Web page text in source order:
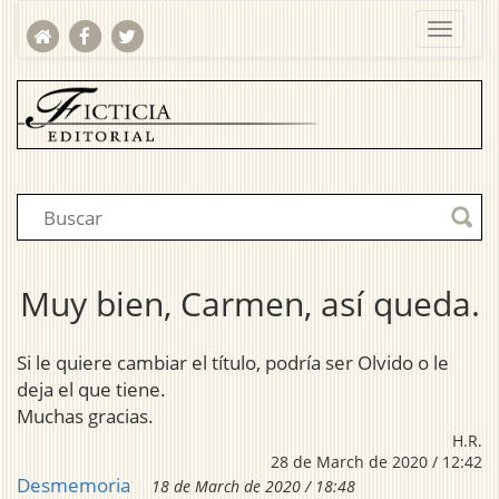
Muy bien, Carmen, así queda.
Si le quiere cambiar el título, podría ser Olvido o le
deja el que tiene.
Muchas gracias.
H.R.
28 de March de 2020 / 12:42
Desmemoria 18 de March de 2020 / 18:48